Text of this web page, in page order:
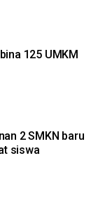
125 UMKM
2 SMKN baru
siswa